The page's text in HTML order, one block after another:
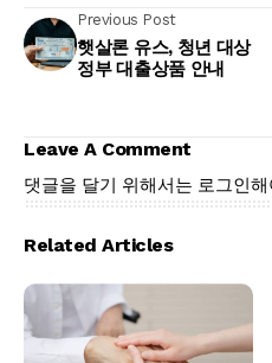
Previous Post
햇살론 유스, 청년 대상
정부 대출상품 안내
Leave A Comment
댓글을 달기 위해서는 로그인해
Related Articles